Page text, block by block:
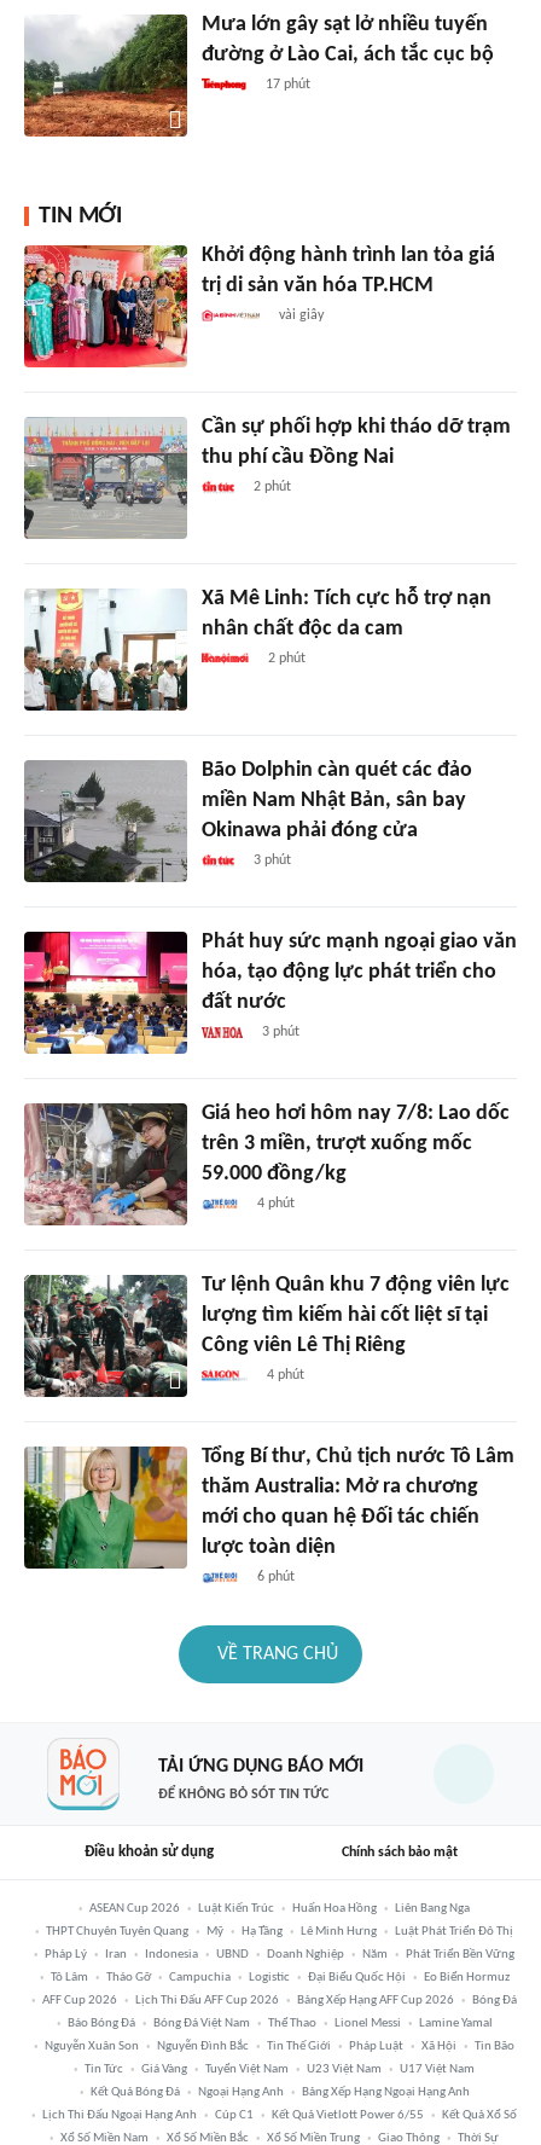
Mưa lớn gây sạt lở nhiều tuyến
đường ở Lào Cai, ách tắc cục bộ
17 phút
TIN MỚI
Khởi động hành trình lan tỏa giá
trị di sản văn hóa TP.HCM
vài giây
Cần sự phối hợp khi tháo dỡ trạm
thu phí cầu Đồng Nai
2 phút
Xã Mê Linh: Tích cực hỗ trợ nạn
nhân chất độc da cam
2 phút
Bão Dolphin càn quét các đảo
miền Nam Nhật Bản, sân bay
Okinawa phải đóng cửa
3 phút
Phát huy sức mạnh ngoại giao văn
hóa, tạo động lực phát triển cho
đất nước
3 phút
Giá heo hơi hôm nay 7/8: Lao dốc
trên 3 miền, trượt xuống mốc
59.000 đồng/kg
4 phút
Tư lệnh Quân khu 7 động viên lực
lượng tìm kiếm hài cốt liệt sĩ tại
Công viên Lê Thị Riêng
4 phút
Tổng Bí thư, Chủ tịch nước Tô Lâm
thăm Australia: Mở ra chương
mới cho quan hệ Đối tác chiến
lược toàn diện
6 phút
VỀ TRANG CHỦ
TẢI ỨNG DỤNG BÁO MỚI
ĐỂ KHÔNG BỎ SÓT TIN TỨC
Điều khoản sử dụng Chính sách bảo mật
ASEAN Cup 2026 Luật Kiến Trúc Huấn Hoa Hồng
Liên Bang Nga
THPT Chuyên Tuyên Quang
Mỹ Hạ Tầng Lê Minh Hưng
Luật Phát Triển Đô Thị
Pháp Lý
Iran Indonesia UBND Doanh Nghiệp Năm
Phát Triển Bền Vững
Tô Lâm
Tháo Gỡ Campuchia Logistic Đại Biểu Quốc Hội
Eo Biển Hormuz
AFF Cup 2026
Lịch Thi Đấu AFF Cup 2026 Bảng Xếp Hạng AFF Cup 2026
Bóng Đá
Báo Bóng Đá
Bóng Đá Việt Nam Thể Thao Lionel Messi
Lamine Yamal
Nguyễn Xuân Son
Nguyễn Đình Bắc Tin Thế Giới Pháp Luật Xã Hội
Tin Bão
Tin Tức
Giá Vàng Tuyển Việt Nam U23 Việt Nam
U17 Việt Nam
Kết Quả Bóng Đá
Ngoại Hạng Anh
Bảng Xếp Hạng Ngoại Hạng Anh
Lịch Thi Đấu Ngoại Hạng Anh
Cúp C1 Kết Quả Vietlott Power 6/55
Kết Quả Xổ Số
Xổ Số Miền Nam
Xổ Số Miền Bắc Xổ Số Miền Trung Giao Thông Thời Sự